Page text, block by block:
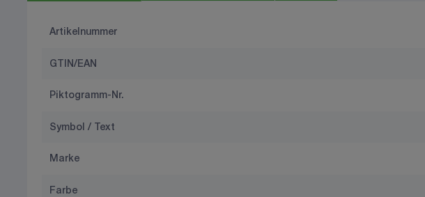
Artikelnummer
GTIN/EAN
Piktogramm-Nr.
Symbol / Text
Marke
Farbe